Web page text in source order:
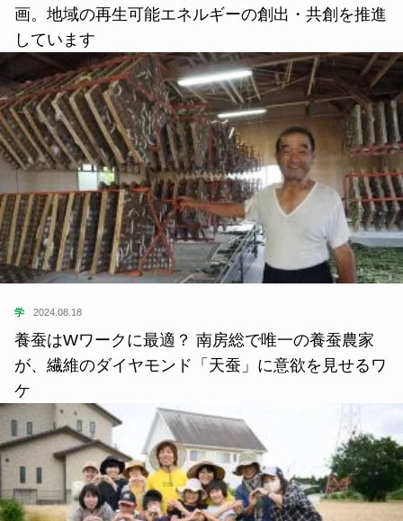
画。地域の再生可能エネルギーの創出・共創を推進
しています
学 2024.08.18
養蚕はWワークに最適？ 南房総で唯一の養蚕農家
が、繊維のダイヤモンド「天蚕」に意欲を見せるワ
ケ